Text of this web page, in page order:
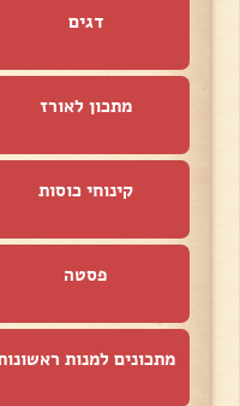
דגים
מתכון לאורז
קינוחי כוסות
פסטה
מתכונים למנות